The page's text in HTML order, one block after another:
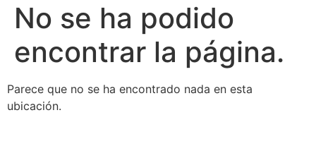
No se ha podido
encontrar la página.
Parece que no se ha encontrado nada en esta
ubicación.